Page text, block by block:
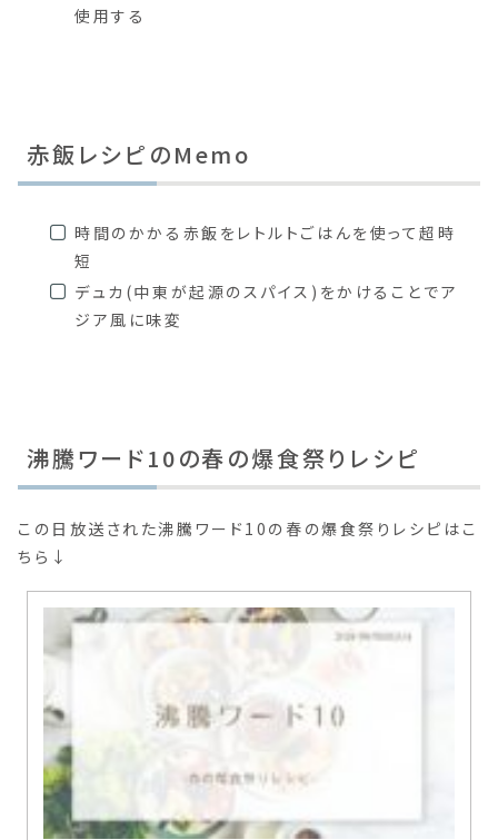
使用する
赤飯レシピのMemo
時間のかかる赤飯をレトルトごはんを使って超時
短
デュカ(中東が起源のスパイス)をかけることでア
ジア風に味変
沸騰ワード10の春の爆食祭りレシピ
この日放送された沸騰ワード10の春の爆食祭りレシピはこ
ちら↓